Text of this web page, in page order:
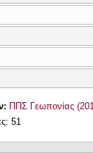
ΠΠΣ Γεωπονίας
51